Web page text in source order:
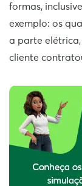
formas,
exemplo: os
a parte
cliente